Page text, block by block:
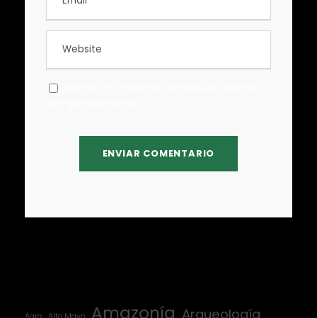
Amazonía Arqueología